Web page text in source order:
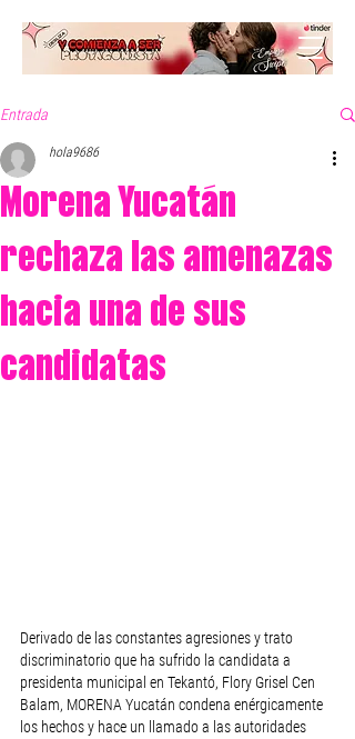
Entrada
Morena Yucatán
rechaza las amenazas
hacia una de sus
candidatas
hola9686
Derivado de las constantes agresiones y trato
discriminatorio que ha sufrido la candidata a
presidenta municipal en Tekantó, Flory Grisel Cen
Balam, MORENA Yucatán condena enérgicamente
los hechos y hace un llamado a las autoridades